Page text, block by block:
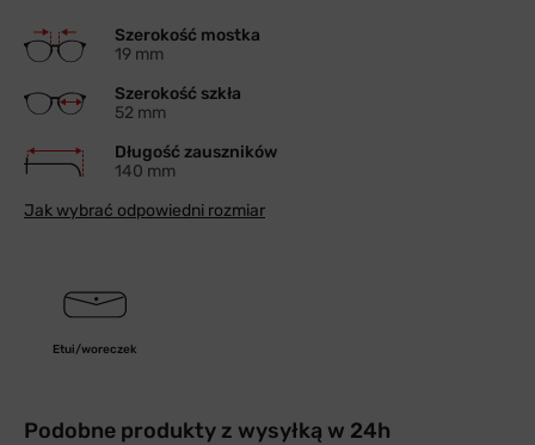
Szerokość mostka
19 mm
Szerokość szkła
52 mm
Długość zauszników
140 mm
Jak wybrać odpowiedni rozmiar
Etui/woreczek
Podobne produkty z wysyłką w 24h